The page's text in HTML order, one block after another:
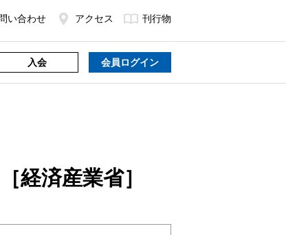
い合わせ アクセス 刊行物
入会 会員ログイン
経済産業省］